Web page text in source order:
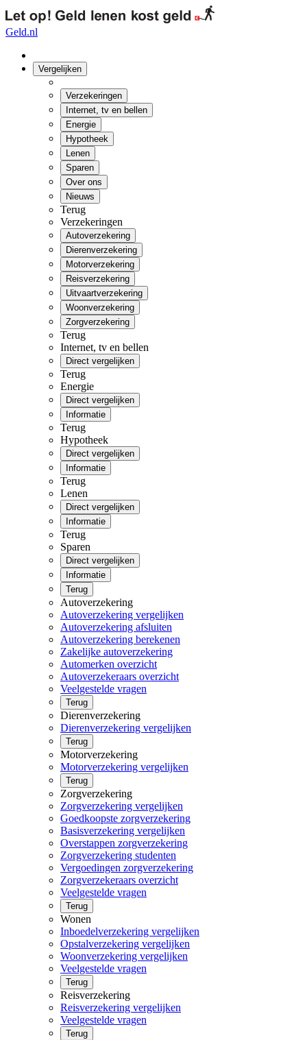
Geld.nl
Vergelijken
Verzekeringen
Internet, tv en bellen
Energie
Hypotheek
Lenen
Sparen
Over ons
Nieuws
Terug
Verzekeringen
Autoverzekering
Dierenverzekering
Motorverzekering
Reisverzekering
Uitvaartverzekering
Woonverzekering
Zorgverzekering
Terug
Internet, tv en bellen
Direct vergelijken
Terug
Energie
Direct vergelijken
Informatie
Terug
Hypotheek
Direct vergelijken
Informatie
Terug
Lenen
Direct vergelijken
Informatie
Terug
Sparen
Direct vergelijken
Informatie
Terug
Autoverzekering
Autoverzekering vergelijken
Autoverzekering afsluiten
Autoverzekering berekenen
Zakelijke autoverzekering
Automerken overzicht
Autoverzekeraars overzicht
Veelgestelde vragen
Terug
Dierenverzekering
Dierenverzekering vergelijken
Terug
Motorverzekering
Motorverzekering vergelijken
Terug
Zorgverzekering
Zorgverzekering vergelijken
Goedkoopste zorgverzekering
Basisverzekering vergelijken
Overstappen zorgverzekering
Zorgverzekering studenten
Vergoedingen zorgverzekering
Zorgverzekeraars overzicht
Veelgestelde vragen
Terug
Wonen
Inboedelverzekering vergelijken
Opstalverzekering vergelijken
Woonverzekering vergelijken
Veelgestelde vragen
Terug
Reisverzekering
Reisverzekering vergelijken
Veelgestelde vragen
Terug